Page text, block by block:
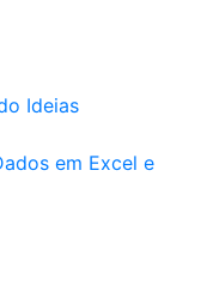
Ideias
em Excel e